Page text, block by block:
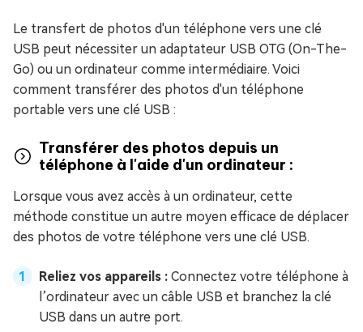
Le transfert de photos d'un téléphone vers une clé
USB peut nécessiter un adaptateur USB OTG (On-The-
Go) ou un ordinateur comme intermédiaire. Voici
comment transférer des photos d'un téléphone
portable vers une clé USB :
Transférer des photos depuis un
téléphone à l'aide d'un ordinateur :
Lorsque vous avez accès à un ordinateur, cette
méthode constitue un autre moyen efficace de déplacer
des photos de votre téléphone vers une clé USB.
Reliez vos appareils : Connectez votre téléphone à
l’ordinateur avec un câble USB et branchez la clé
USB dans un autre port.